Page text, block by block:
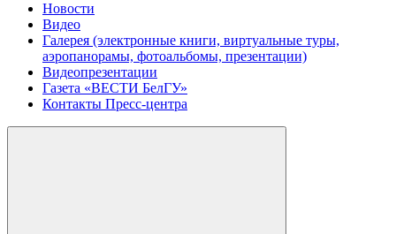
Новости
Видео
Галерея (электронные книги, виртуальные туры,
аэропанорамы, фотоальбомы, презентации)
Видеопрезентации
Газета «ВЕСТИ БелГУ»
Контакты Пресс-центра